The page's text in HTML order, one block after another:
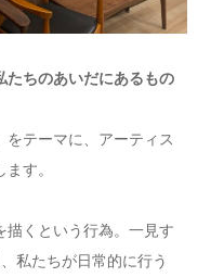
ちのあいだにあるもの
テーマに、アーティス
す。
描くという行為。一見す
私たちが日常的に行う